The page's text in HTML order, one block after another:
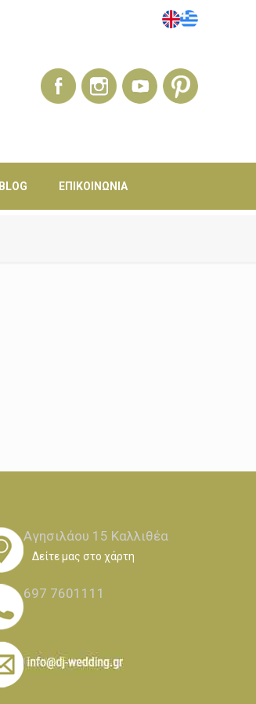
BLOG ΕΠΙΚΟΙΝΩΝΊΑ
Αγησιλάου 15 Καλλιθέα
Δείτε μας στο χάρτη
697 7601111